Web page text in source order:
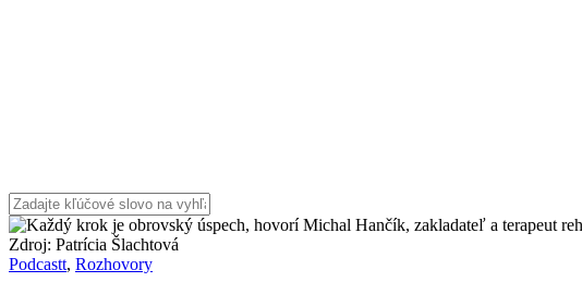
Zdroj: Patrícia Šlachtová
Podcastt, Rozhovory